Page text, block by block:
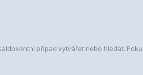
případ vytvářet nebo hledat.